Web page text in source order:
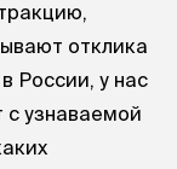
отклика
России, у нас
с узнаваемой